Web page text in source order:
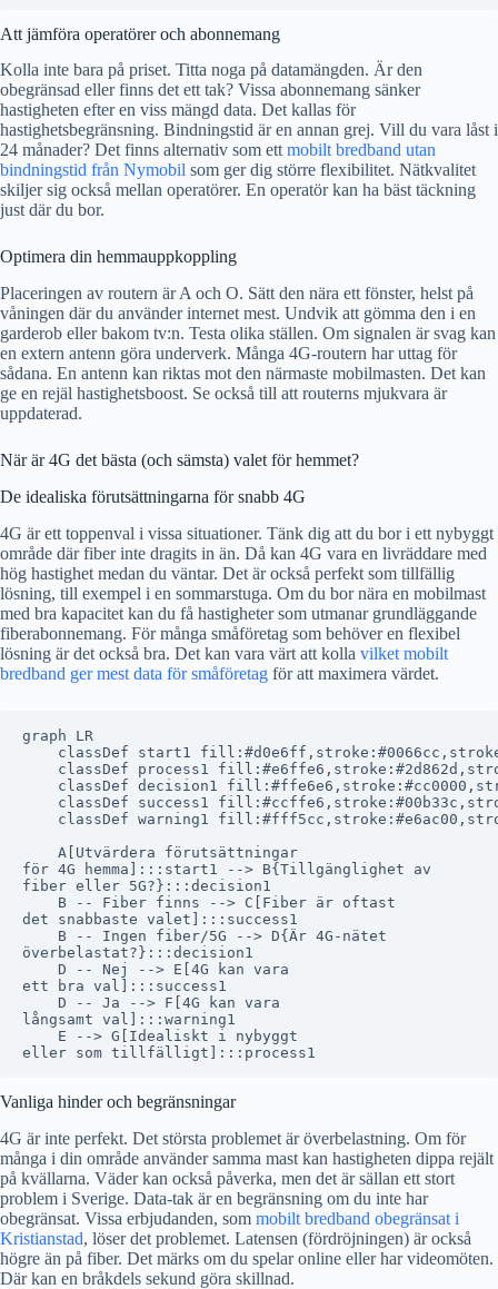
Att jämföra operatörer och abonnemang
Kolla inte bara på priset. Titta noga på datamängden. Är den
obegränsad eller finns det ett tak? Vissa abonnemang sänker
hastigheten efter en viss mängd data. Det kallas för
hastighetsbegränsning. Bindningstid är en annan grej. Vill du vara låst i
24 månader? Det finns alternativ som ett mobilt bredband utan
bindningstid från Nymobil som ger dig större flexibilitet. Nätkvalitet
skiljer sig också mellan operatörer. En operatör kan ha bäst täckning
just där du bor.
Optimera din hemmauppkoppling
Placeringen av routern är A och O. Sätt den nära ett fönster, helst på
våningen där du använder internet mest. Undvik att gömma den i en
garderob eller bakom tv:n. Testa olika ställen. Om signalen är svag kan
en extern antenn göra underverk. Många 4G-routern har uttag för
sådana. En antenn kan riktas mot den närmaste mobilmasten. Det kan
ge en rejäl hastighetsboost. Se också till att routerns mjukvara är
uppdaterad.
När är 4G det bästa (och sämsta) valet för hemmet?
De idealiska förutsättningarna för snabb 4G
4G är ett toppenval i vissa situationer. Tänk dig att du bor i ett nybyggt
område där fiber inte dragits in än. Då kan 4G vara en livräddare med
hög hastighet medan du väntar. Det är också perfekt som tillfällig
lösning, till exempel i en sommarstuga. Om du bor nära en mobilmast
med bra kapacitet kan du få hastigheter som utmanar grundläggande
fiberabonnemang. För många småföretag som behöver en flexibel
lösning är det också bra. Det kan vara värt att kolla vilket mobilt
bredband ger mest data för småföretag för att maximera värdet.
graph LR
classDef start1
classDef process1
classDef decision1
classDef success1
classDef warning1
    A[Utvärdera förutsättningar
för 4G hemma]:::start1 --> B{Tillgänglighet av
fiber eller 5G?}:::decision1
    B -- Fiber finns --> C[Fiber är oftast
det snabbaste valet]:::success1
    B -- Ingen fiber/5G --> D{Är 4G-nätet
överbelastat?}:::decision1
    D -- Nej --> E[4G kan vara
ett bra val]:::success1
    D -- Ja --> F[4G kan vara
långsamt val]:::warning1
    E --> G[Idealiskt i nybyggt
Vanliga hinder och begränsningar
4G är inte perfekt. Det största problemet är överbelastning. Om för
många i din område använder samma mast kan hastigheten dippa rejält
på kvällarna. Väder kan också påverka, men det är sällan ett stort
problem i Sverige. Data-tak är en begränsning om du inte har
obegränsat. Vissa erbjudanden, som mobilt bredband obegränsat i
Kristianstad, löser det problemet. Latensen (fördröjningen) är också
högre än på fiber. Det märks om du spelar online eller har videomöten.
Där kan en bråkdels sekund göra skillnad.